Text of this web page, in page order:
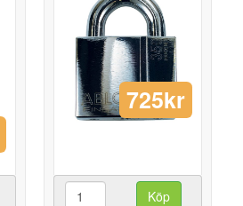
725kr
Köp